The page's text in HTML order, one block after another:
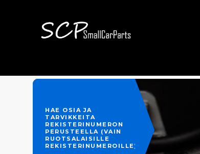
HAE OSIA JA
TARVIKKEITA
REKISTERINUMERON
PERUSTEELLA (VAIN
RUOTSALAISILLE
REKISTERINUMEROILLE)